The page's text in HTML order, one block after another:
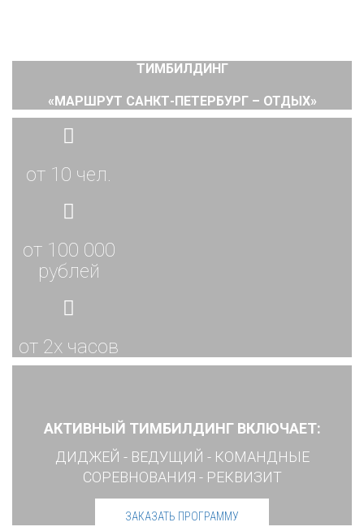
ТИМБИЛДИНГ
«МАРШРУТ САНКТ-ПЕТЕРБУРГ – ОТДЫХ»
от 10 чел.
от 100 000
рублей
от 2x часов
АКТИВНЫЙ ТИМБИЛДИНГ ВКЛЮЧАЕТ:
ДИДЖЕЙ - ВЕДУЩИЙ - КОМАНДНЫЕ
СОРЕВНОВАНИЯ - РЕКВИЗИТ
ЗАКАЗАТЬ ПРОГРАММУ